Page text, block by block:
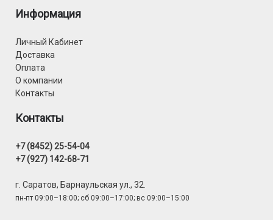
Информация
Личный Кабинет
Доставка
Оплата
О компании
Контакты
Контакты
+7 (8452) 25-54-04
+7 (927) 142-68-71
г. Саратов, Барнаульская ул., 32.
пн-пт 09:00–18:00; сб 09:00–17:00; вс 09:00–15:00